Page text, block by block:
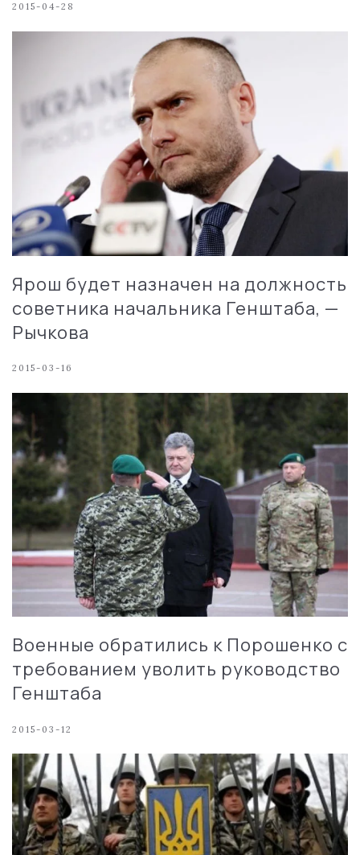
2015-04-28
Ярош будет назначен на должность
советника начальника Генштаба, —
Рычкова
2015-03-16
Военные обратились к Порошенко с
требованием уволить руководство
Генштаба
2015-03-12